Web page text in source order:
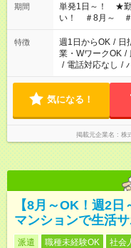
期間
単発1日～！ ★勤
い！ ＃8月～ ＃
特徴 週1日からOK / 日
業・WワークOK /
/ 電話対応なし /
気になる！
掲載元企業名 株
【8月～OK！週2
マンションで生活
派遣 職種未経験OK 社会